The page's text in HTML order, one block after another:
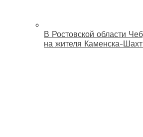
В Ростовской области
на жителя Каменска-